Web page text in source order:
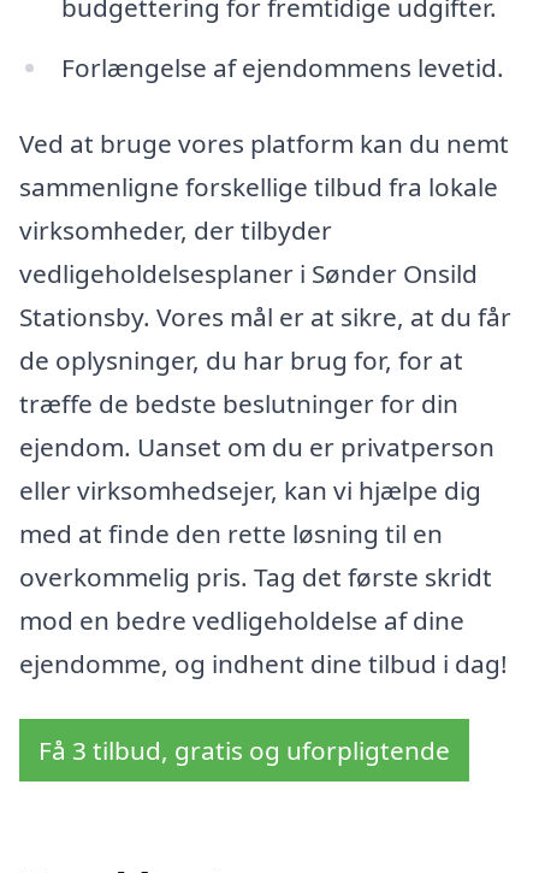
budgettering for fremtidige udgifter.
Forlængelse af ejendommens levetid.
Ved at bruge vores platform kan du nemt
sammenligne forskellige tilbud fra lokale
virksomheder, der tilbyder
vedligeholdelsesplaner i Sønder Onsild
Stationsby. Vores mål er at sikre, at du får
de oplysninger, du har brug for, for at
træffe de bedste beslutninger for din
ejendom. Uanset om du er privatperson
eller virksomhedsejer, kan vi hjælpe dig
med at finde den rette løsning til en
overkommelig pris. Tag det første skridt
mod en bedre vedligeholdelse af dine
ejendomme, og indhent dine tilbud i dag!
Få 3 tilbud, gratis og uforpligtende